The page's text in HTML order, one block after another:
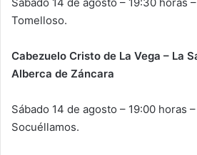
Tomelloso.
Cabezuelo Cristo de La Vega – La
Alberca de Záncara
Sábado 14 de agosto – 19:00 horas
Socuéllamos.